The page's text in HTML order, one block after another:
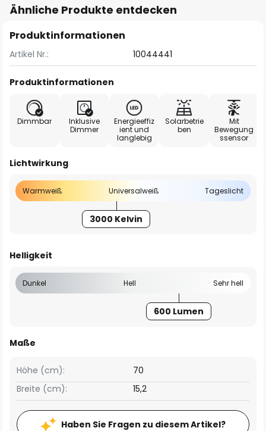
Ähnliche Produkte entdecken
Produktinformationen
Artikel Nr.: 10044441
Produktinformationen
Dimmbar
Inklusive
Dimmer
Energieeffiz
ient und
langlebig
Solarbetrie
ben
Mit
Bewegung
ssensor
Lichtwirkung
Warmweiß Universalweiß Tageslicht
3000 Kelvin
Helligkeit
Dunkel Hell Sehr hell
600 Lumen
Maße
Breite (cm): 15,2
Höhe (cm): 70
Haben Sie Fragen zu diesem Artikel?